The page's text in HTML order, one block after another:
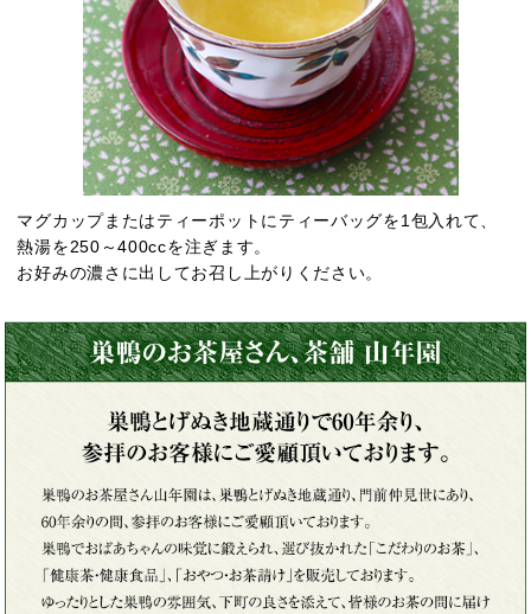
マグカップまたはティーポットにティーバッグを1包入れて、
熱湯を250～400ccを注ぎます。
お好みの濃さに出してお召し上がりください。